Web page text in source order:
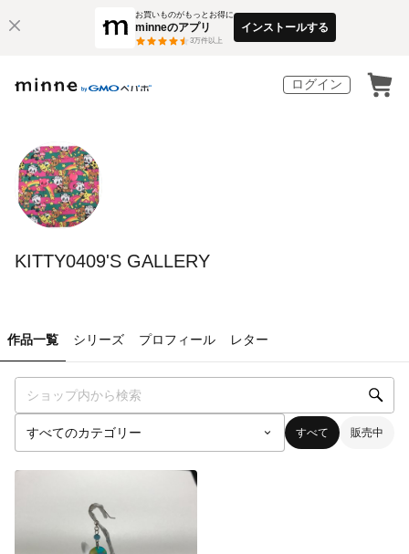
お買いものがもっとお得に
minneのアプリ
3万件以上
インストールする
ログイン
KITTY0409'S GALLERY
作品一覧 シリーズ プロフィール レター
すべて 販売中